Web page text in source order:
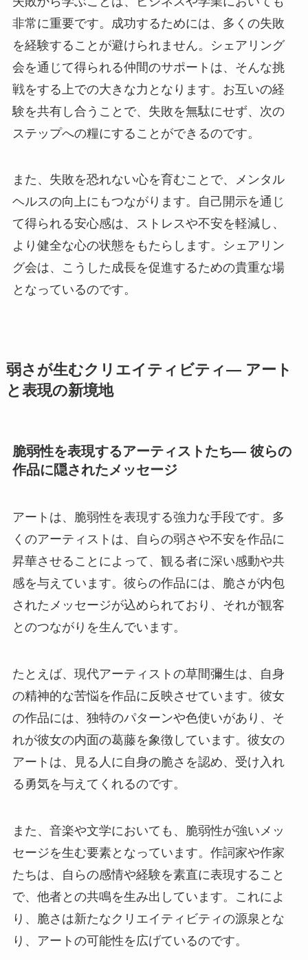
非常に重要です。成功するためには、多くの失敗
を経験することが避けられません。シェアリング
会を通じて得られる仲間のサポートは、そんな挑
戦をする上での大きな力となります。お互いの経
験を共有し合うことで、失敗を無駄にせず、次の
ステップへの糧にすることができるのです。
また、失敗を恐れない心を育むことで、メンタル
ヘルスの向上にもつながります。自己開示を通じ
て得られる安心感は、ストレスや不安を軽減し、
より健全な心の状態をもたらします。シェアリン
グ会は、こうした成長を促進するための貴重な場
となっているのです。
弱さが生むクリエイティビティ— アート
と表現の新境地
脆弱性を表現するアーティストたち— 彼らの
作品に隠されたメッセージ
アートは、脆弱性を表現する強力な手段です。多
くのアーティストは、自らの弱さや不安を作品に
昇華させることによって、観る者に深い感動や共
感を与えています。彼らの作品には、脆さが内包
されたメッセージが込められており、それが観客
とのつながりを生んでいます。
たとえば、現代アーティストの草間彌生は、自身
の精神的な苦悩を作品に反映させています。彼女
の作品には、独特のパターンや色使いがあり、そ
れが彼女の内面の葛藤を象徴しています。彼女の
アートは、見る人に自身の脆さを認め、受け入れ
る勇気を与えてくれるのです。
また、音楽や文学においても、脆弱性が強いメッ
セージを生む要素となっています。作詞家や作家
たちは、自らの感情や経験を素直に表現すること
で、他者との共鳴を生み出しています。これによ
り、脆さは新たなクリエイティビティの源泉とな
り、アートの可能性を広げているのです。